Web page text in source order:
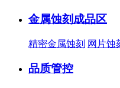
金属蚀刻成品区
精密金属蚀刻 网片蚀
品质管控